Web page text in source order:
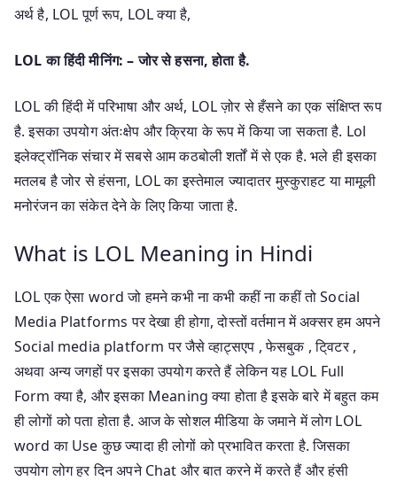
अर्थ है, LOL पूर्ण रूप, LOL क्या है,
LOL का हिंदी मीनिंग: – जोर से हसना, होता है.
LOL की हिंदी में परिभाषा और अर्थ, LOL ज़ोर से हँसने का एक संक्षिप्त रूप
है. इसका उपयोग अंतःक्षेप और क्रिया के रूप में किया जा सकता है. Lol
इलेक्ट्रॉनिक संचार में सबसे आम कठबोली शर्तों में से एक है. भले ही इसका
मतलब है जोर से हंसना, LOL का इस्तेमाल ज्यादातर मुस्कुराहट या मामूली
मनोरंजन का संकेत देने के लिए किया जाता है.
What is LOL Meaning in Hindi
LOL एक ऐसा word जो हमने कभी ना कभी कहीं ना कहीं तो Social
Media Platforms पर देखा ही होगा, दोस्तों वर्तमान में अक्सर हम अपने
Social media platform पर जैसे व्हाट्सएप , फेसबुक , टि्वटर ,
अथवा अन्य जगहों पर इसका उपयोग करते हैं लेकिन यह LOL Full
Form क्या है, और इसका Meaning क्या होता है इसके बारे में बहुत कम
ही लोगों को पता होता है. आज के सोशल मीडिया के जमाने में लोग LOL
word का Use कुछ ज्यादा ही लोगों को प्रभावित करता है. जिसका
उपयोग लोग हर दिन अपने Chat और बात करने में करते हैं और हंसी